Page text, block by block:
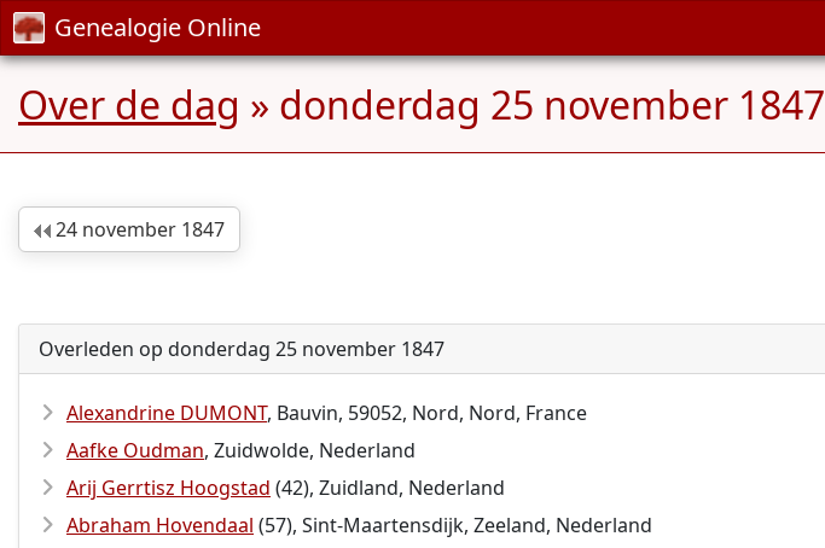
Genealogie Online
Over de dag » donderdag 25 november 1847
24 november 1847
Overleden op donderdag 25 november 1847
Alexandrine DUMONT, Bauvin, 59052, Nord, Nord, France
Aafke Oudman, Zuidwolde, Nederland
Arij Gerrtisz Hoogstad (42), Zuidland, Nederland
Abraham Hovendaal (57), Sint-Maartensdijk, Zeeland, Nederland